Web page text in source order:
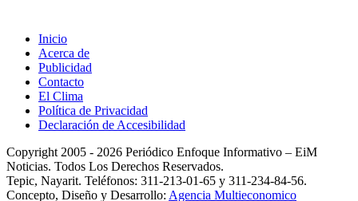
Inicio
Acerca de
Publicidad
Contacto
El Clima
Política de Privacidad
Declaración de Accesibilidad
Copyright 2005 - 2026 Periódico Enfoque Informativo – EiM
Noticias. Todos Los Derechos Reservados.
Tepic, Nayarit. Teléfonos: 311-213-01-65 y 311-234-84-56.
Concepto, Diseño y Desarrollo: Agencia Multieconomico